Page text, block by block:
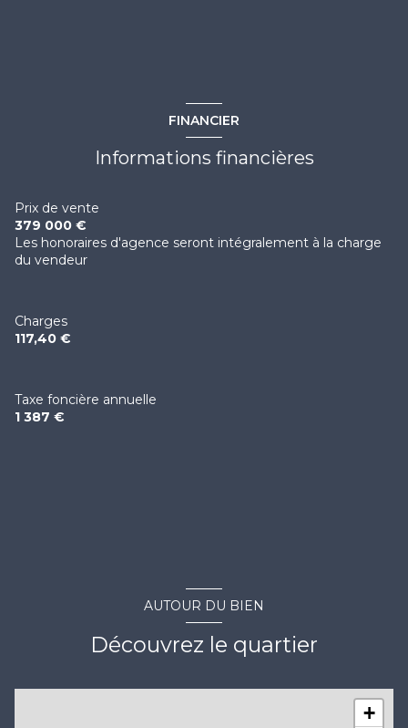
FINANCIER
Informations financières
Prix de vente
379 000 €
Les honoraires d'agence seront intégralement à la charge
du vendeur
Charges
117,40 €
Taxe foncière annuelle
1 387 €
AUTOUR DU BIEN
Découvrez le quartier
+